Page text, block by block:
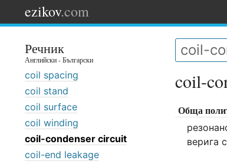
ezikov.com
Речник
Английски - Български
coil spacing
coil stand
coil surface
coil winding
coil-condenser circuit
coil-end leakage
coil-
Обща
верига